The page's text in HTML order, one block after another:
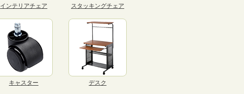
インテリアチェア スタッキングチェア
キャスター デスク